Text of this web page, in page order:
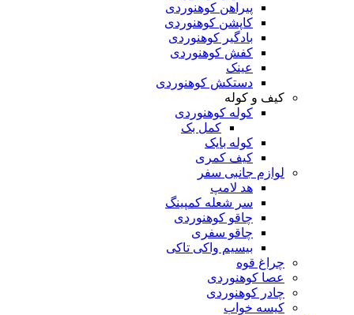
پیراهن کوهنوردی
کاپشن کوهنوردی
بادگیر کوهنوردی
کفش کوهنوردی
عینک
دستکش کوهنوردی
کیف و کوله
کوله کوهنوردی
کمل بک
کوله بایک
کیف کمری
لوازم جانبی سفر
هد لامپ
سر شعله کمپینگ
چاقو کوهنوردی
چاقو سفری
بیسیم واکی تاکی
چراغ قوه
عصا کوهنوردی
چادر کوهنوردی
کیسه خواب